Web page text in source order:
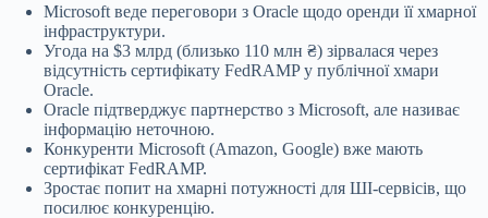
Microsoft веде переговори з Oracle щодо оренди її хмарної
інфраструктури.
Угода на $3 млрд (близько 110 млн ₴) зірвалася через
відсутність сертифікату FedRAMP у публічної хмари
Oracle.
Oracle підтверджує партнерство з Microsoft, але називає
інформацію неточною.
Конкуренти Microsoft (Amazon, Google) вже мають
сертифікат FedRAMP.
Зростає попит на хмарні потужності для ШІ-сервісів, що
посилює конкуренцію.